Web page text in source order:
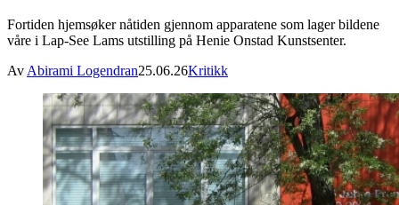
Fortiden hjemsøker nåtiden gjennom apparatene som lager bildene
våre i Lap-See Lams utstilling på Henie Onstad Kunstsenter.
Av Abirami Logendran25.06.26Kritikk